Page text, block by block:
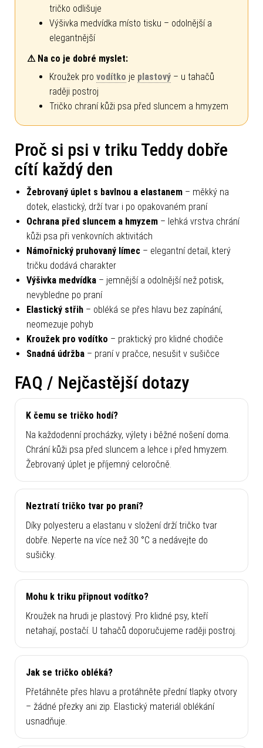
tričko odlišuje
Výšivka medvídka místo tisku – odolnější a
elegantnější
⚠ Na co je dobré myslet:
Kroužek pro vodítko je plastový – u tahačů
raději postroj
Tričko chraní kůži psa před sluncem a hmyzem
Proč si psi v triku Teddy dobře
cítí každý den
Žebrovaný úplet s bavlnou a elastanem – měkký na
dotek, elastický, drží tvar i po opakovaném praní
Ochrana před sluncem a hmyzem – lehká vrstva chrání
kůži psa při venkovních aktivitách
Námořnický pruhovaný límec – elegantní detail, který
tričku dodává charakter
Výšivka medvídka – jemnější a odolnější než potisk,
nevybledne po praní
Elastický střih – obléká se přes hlavu bez zapínání,
neomezuje pohyb
Kroužek pro vodítko – praktický pro klidné chodiče
Snadná údržba – praní v pračce, nesušit v sušičce
FAQ / Nejčastější dotazy
K čemu se tričko hodí?
Na každodenní procházky, výlety i běžné nošení doma.
Chrání kůži psa před sluncem a lehce i před hmyzem.
Žebrovaný úplet je příjemný celoročně.
Neztratí tričko tvar po praní?
Díky polyesteru a elastanu v složení drží tričko tvar
dobře. Neperte na více než 30 °C a nedávejte do
sušičky.
Mohu k triku připnout vodítko?
Kroužek na hrudi je plastový. Pro klidné psy, kteří
netahají, postačí. U tahačů doporučujeme raději postroj.
Jak se tričko obléká?
Přetáhněte přes hlavu a protáhněte přední tlapky otvory
– žádné přezky ani zip. Elastický materiál oblékání
usnadňuje.